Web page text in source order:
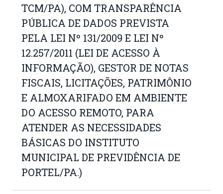
TCM/PA), COM TRANSPARÊNCIA
PÚBLICA DE DADOS PREVISTA
PELA LEI Nº 131/2009 E LEI Nº
12.257/2011 (LEI DE ACESSO À
INFORMAÇÃO), GESTOR DE NOTAS
FISCAIS, LICITAÇÕES, PATRIMÔNIO
E ALMOXARIFADO EM AMBIENTE
DO ACESSO REMOTO, PARA
ATENDER AS NECESSIDADES
BÁSICAS DO INSTITUTO
MUNICIPAL DE PREVIDÊNCIA DE
PORTEL/PA.)